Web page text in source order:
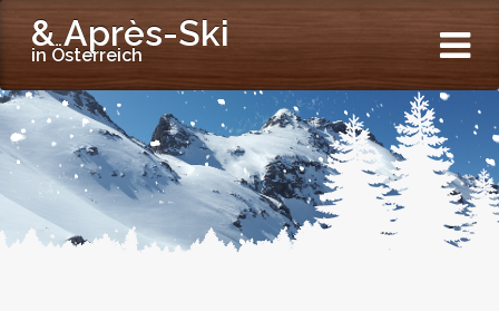
& Après-Ski
in Österreich